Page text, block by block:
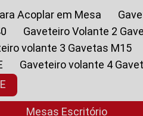
Acoplar em Mesa
Gaveteiro Volante 2
volante 3 Gavetas M15
Gaveteiro volante 4
Mesas Escritório